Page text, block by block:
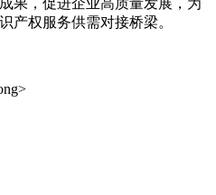
果，促进企业高质量发展，为
产权服务供需对接桥梁。